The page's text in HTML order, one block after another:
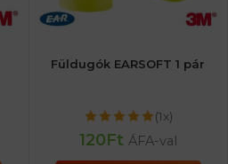
Füldugók EARSOFT 1 pár
(1x)
120Ft ÁFA-val